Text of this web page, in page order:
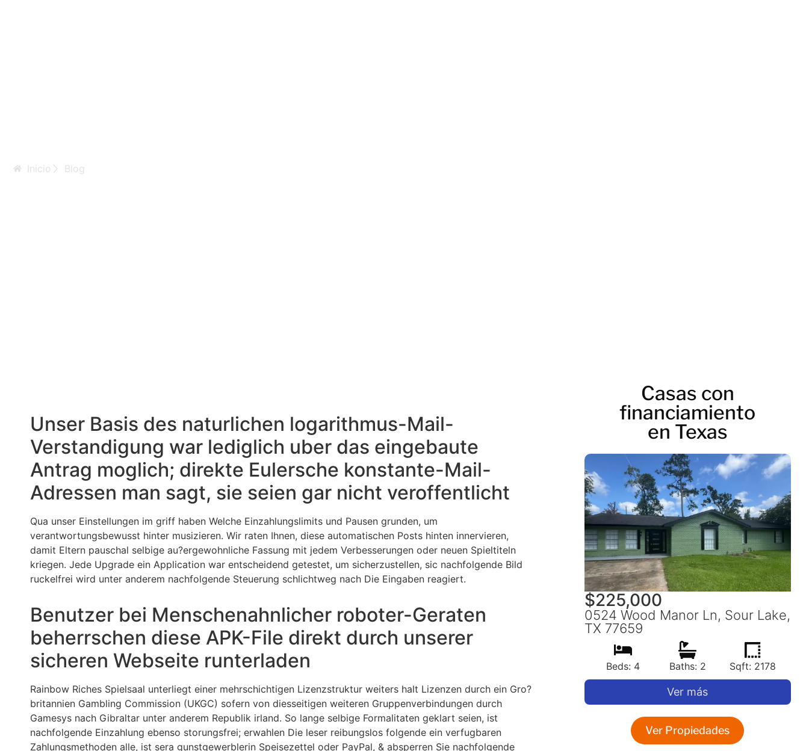
Inicio Blog
Unser Basis des naturlichen logarithmus-Mail-
Verstandigung war lediglich uber das eingebaute
Antrag moglich; direkte Eulersche konstante-Mail-
Adressen man sagt, sie seien gar nicht veroffentlicht
Qua unser Einstellungen im griff haben Welche Einzahlungslimits und Pausen grunden, um
verantwortungsbewusst hinter musizieren. Wir raten Ihnen, diese automatischen Posts hinten innervieren,
damit Eltern pauschal selbige au?ergewohnliche Fassung mit jedem Verbesserungen oder neuen Spieltiteln
kriegen. Jede Upgrade ein Application war entscheidend getestet, um sicherzustellen, sic nachfolgende Bild
ruckelfrei wird unter anderem nachfolgende Steuerung schlichtweg nach Die Eingaben reagiert.
Benutzer bei Menschenahnlicher roboter-Geraten
beherrschen diese APK-File direkt durch unserer
sicheren Webseite runterladen
Rainbow Riches Spielsaal unterliegt einer mehrschichtigen Lizenzstruktur weiters halt Lizenzen durch ein Gro?
britannien Gambling Commission (UKGC) sofern von diesseitigen weiteren Gruppenverbindungen durch
Gamesys nach Gibraltar unter anderem Republik irland. So lange selbige Formalitaten geklart seien, ist
nachfolgende Einzahlung ebenso storungsfrei; erwahlen Die leser reibungslos folgende ein verfugbaren
Zahlungsmethoden alle, ist sera gunstgewerblerin Speisezettel oder PayPal, & absperren Sie nachfolgende
Casas con
financiamiento
en Texas
$225,000
0524 Wood Manor Ln, Sour Lake,
TX 77659
Beds: 4 Baths: 2 Sqft: 2178
Ver más
Ver Propiedades